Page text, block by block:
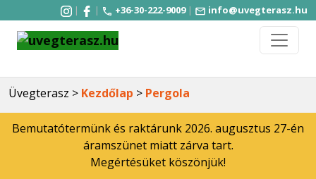
| | +36-30-222-9009 | info@uvegterasz.hu
Üvegterasz > Kezdőlap > Pergola
Bemutatótermünk és raktárunk 2026. augusztus 27-én
áramszünet miatt zárva tart.
Megértésüket köszönjük!